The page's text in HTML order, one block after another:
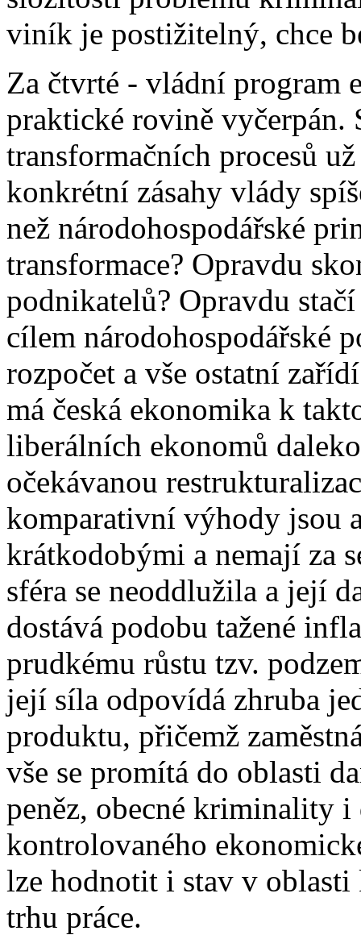
viník je postižitelný, chce
Za čtvrté - vládní program
praktické rovině vyčerpán.
transformačních procesů
konkrétní zásahy vlády
než národohospodářské
transformace? Opravdu
podnikatelů? Opravdu
cílem národohospodářské
rozpočet a vše ostatní
má česká ekonomika k
liberálních ekonomů
očekávanou
komparativní výhody jsou
krátkodobými a nemají za
sféra se neoddlužila a její
dostává podobu tažené
prudkému růstu tzv.
její síla odpovídá zhruba
produktu, přičemž
vše se promítá do oblasti
peněz, obecné kriminality i
kontrolovaného
lze hodnotit i stav v
trhu práce.